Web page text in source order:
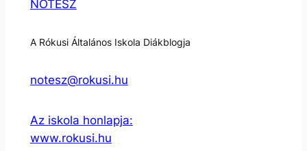
NOTESZ
A Rókusi Általános Iskola Diákblogja
notesz@rokusi.hu
Az iskola honlapja:
www.rokusi.hu